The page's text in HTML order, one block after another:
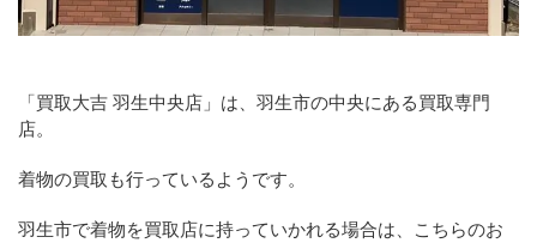
「買取大吉 羽生中央店」は、羽生市の中央にある買取専門
店。
着物の買取も行っているようです。
羽生市で着物を買取店に持っていかれる場合は、こちらのお